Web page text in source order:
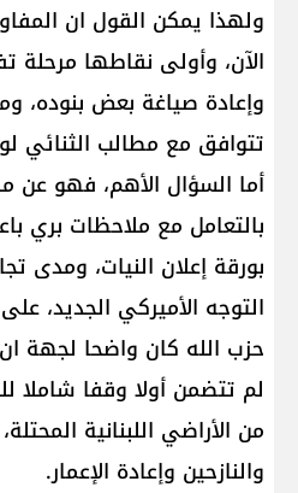
ولهذا يمكن القول ان
الآن، وأولى نقاطها مرحلة
وإعادة صياغة بعض بنوده،
تتوافق مع مطالب الثنائي
أما السؤال الأهم، فهو
بالتعامل مع ملاحظات بري
بورقة إعلان النيات، ومدى
التوجه الأميركي الجديد،
حزب الله كان واضحا لجهة
لم تتضمن أولا وقفا شاملا
من الأراضي اللبنانية
والنازحين وإعادة الإعمار.